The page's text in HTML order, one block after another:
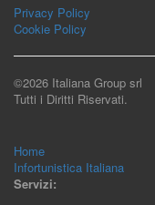
Privacy Policy
Cookie Policy
©2026 Italiana Group srl
Tutti i Diritti Riservati.
Home
Infortunistica Italiana
Servizi: